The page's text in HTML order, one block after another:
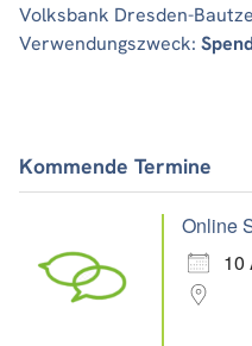
Volksbank Dresden-
Verwendungszweck:
Kommende Termine
Online
10